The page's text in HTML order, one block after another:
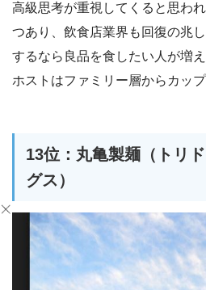
高級思考が重視してくると思わ
つあり、飲食店業界も回復の兆
するなら良品を食したい人が増
ホストはファミリー層からカップ
13位：丸亀製麺（トリ
グス）